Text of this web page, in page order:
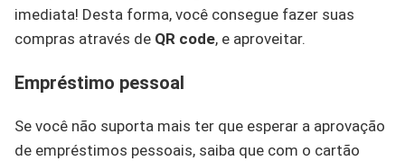
imediata! Desta forma, você consegue fazer suas
compras através de QR code, e aproveitar.
Empréstimo pessoal
Se você não suporta mais ter que esperar a aprovação
de empréstimos pessoais, saiba que com o cartão